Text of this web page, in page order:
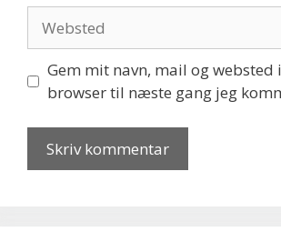
Gem mit navn, mail og websted
browser til næste gang jeg